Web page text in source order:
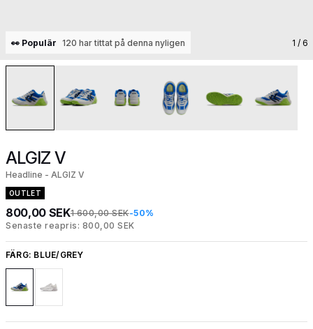
👀 Populär 120 har tittat på denna nyligen 1 / 6
ALGIZ V
Headline - ALGIZ V
OUTLET
800,00 SEK1 600,00 SEK-50%
Senaste reapris: 800,00 SEK
FÄRG: BLUE/GREY